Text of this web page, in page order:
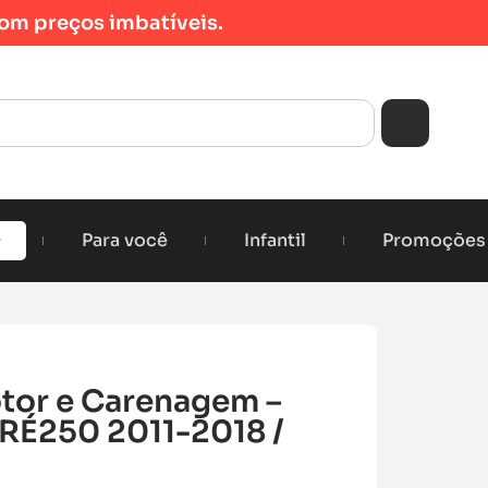
preços imbatíveis.
Para você Infantil Promoções
e Carenagem –
2011-2018 /